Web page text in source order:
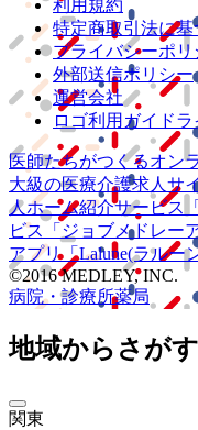
利用規約
特定商取引法に基
プライバシーポリ
外部送信ポリシー
運営会社
ロゴ利用ガイドラ
医師たちがつくるオン
大級の医療介護求人サ
人ホーム紹介サービス
ビス
「ジョブメドレー
アプリ「Lalune(ラルー
©2016 MEDLEY, INC.
病院・診療所薬局
地域からさがす
関東